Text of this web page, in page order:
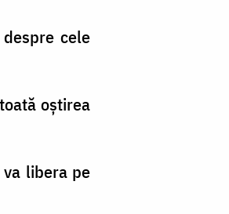
cele
oştirea
libera pe